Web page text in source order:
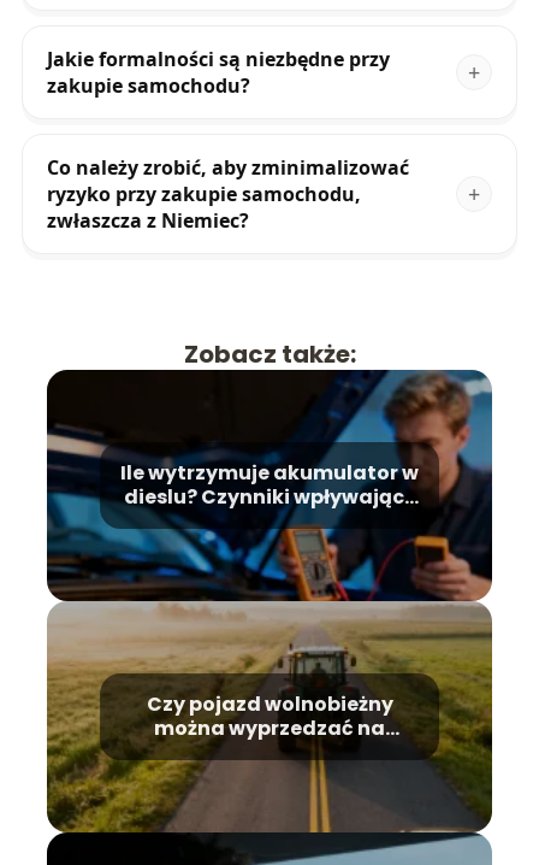
Jakie formalności są niezbędne przy
zakupie samochodu?
Co należy zrobić, aby zminimalizować
ryzyko przy zakupie samochodu,
zwłaszcza z Niemiec?
Zobacz także:
Ile wytrzymuje akumulator w
dieslu? Czynniki wpływające
na żywotność
Czy pojazd wolnobieżny
można wyprzedzać na
podwójnej ciągłej?